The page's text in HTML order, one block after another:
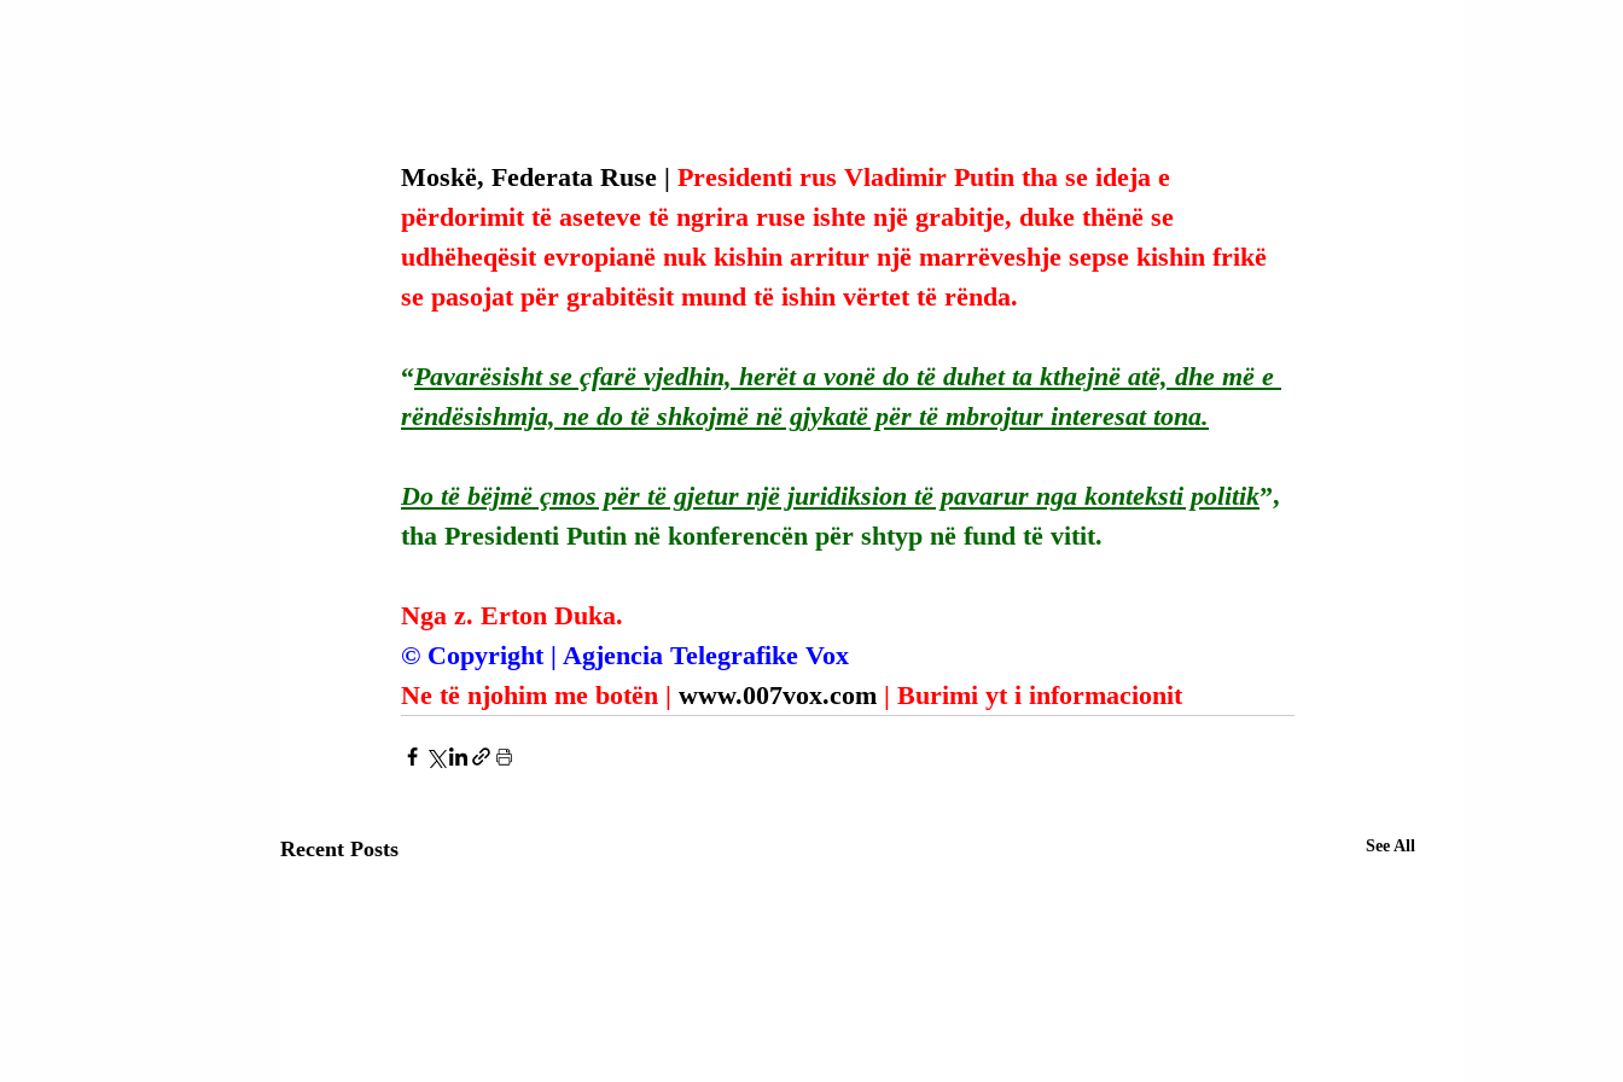
Moskë, Federata Ruse | Presidenti rus Vladimir Putin tha se ideja e
përdorimit të aseteve të ngrira ruse ishte një grabitje, duke thënë se
udhëheqësit evropianë nuk kishin arritur një marrëveshje sepse kishin frikë
se pasojat për grabitësit mund të ishin vërtet të rënda.
“Pavarësisht se çfarë vjedhin, herët a vonë do të duhet ta kthejnë atë, dhe më e
rëndësishmja, ne do të shkojmë në gjykatë për të mbrojtur interesat tona.
Do të bëjmë çmos për të gjetur një juridiksion të pavarur nga konteksti politik”,
tha Presidenti Putin në konferencën për shtyp në fund të vitit.
Nga z. Erton Duka.
© Copyright | Agjencia Telegrafike Vox
Ne të njohim me botën | www.007vox.com | Burimi yt i informacionit
Recent Posts See All